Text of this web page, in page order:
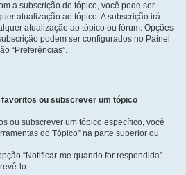
a subscrição de tópico, você pode ser
atualização ao tópico. A subscrição irá
atualização ao tópico ou fórum. Opções
podem ser configurados no Painel
“Preferências”.
ou subscrever um tópico
ou subscrever um tópico específico, você
do Tópico” na parte superior ou
“Notificar-me quando for respondida”
lo.